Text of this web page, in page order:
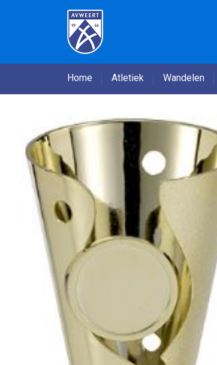
Home Atletiek Wandelen